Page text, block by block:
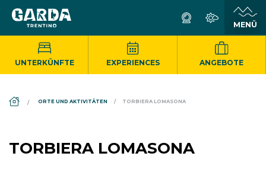
UNTERKÜNFTE EXPERIENCES ANGEBOTE
ORTE UND AKTIVITÄTEN TORBIERA LOMASONA
TORBIERA LOMASONA